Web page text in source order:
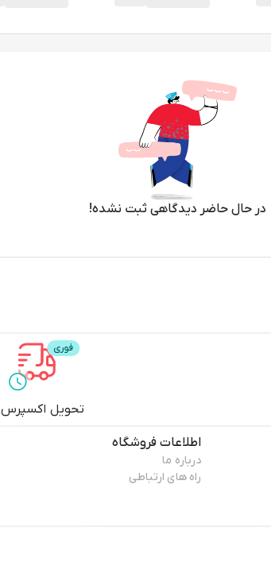
در حال حاضر دیدگاهی ثبت نشده!
تحویل اکسپرس
اطلاعات فروشگاه
درباره ما
راه های ارتباطی